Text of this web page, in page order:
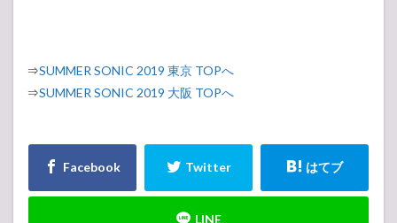
⇒SUMMER SONIC 2019 東京 TOPへ
⇒SUMMER SONIC 2019 大阪 TOPへ